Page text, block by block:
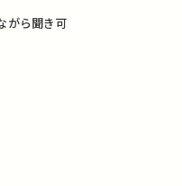
がら聞き可